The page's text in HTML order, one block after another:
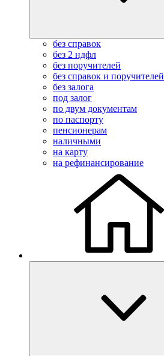
без справок
без 2 ндфл
без поручителей
без справок и поручителей
без залога
под залог
по двум документам
по паспорту
пенсионерам
наличными
на карту
на рефинансирование